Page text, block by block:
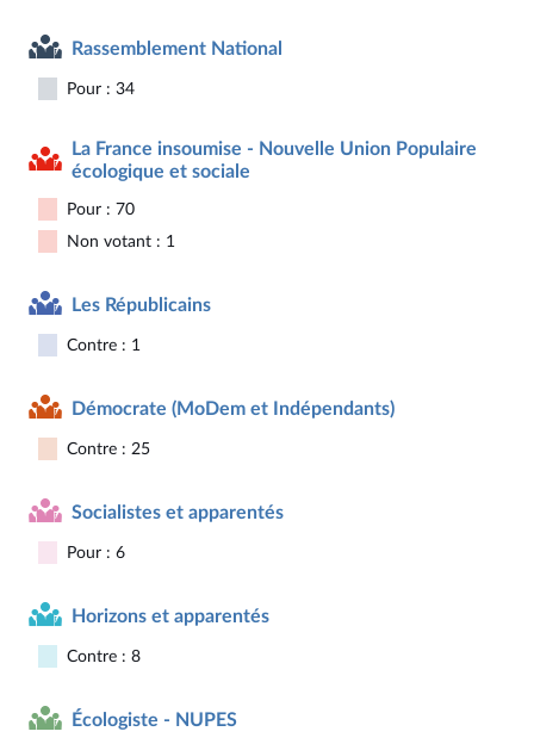
Rassemblement National
Pour : 34
La France insoumise - Nouvelle Union Populaire
écologique et sociale
Pour : 70
Non votant : 1
Les Républicains
Contre : 1
Démocrate (MoDem et Indépendants)
Contre : 25
Socialistes et apparentés
Pour : 6
Horizons et apparentés
Contre : 8
Écologiste - NUPES